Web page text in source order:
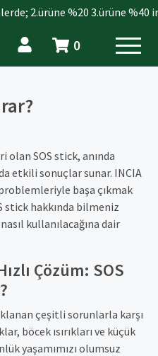
2.ürüne %20 3.ürüne %40
0
olan SOS stick, anında
etkili sonuçlar sunar. INCIA
başa çıkmak
stick hakkında bilmeniz
kullanılacağına dair
Çözüm: SOS
çeşitli sorunlarla karşı
böcek ısırıkları ve küçük
yaşamımızı olumsuz